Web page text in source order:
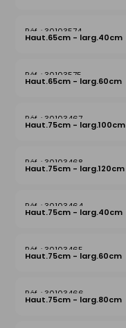
30103574
Haut.65cm - larg.40cm
30103575
Haut.65cm - larg.60cm
30103467
Haut.75cm - larg.100cm
30103468
Haut.75cm - larg.120cm
30103464
Haut.75cm - larg.40cm
30103465
Haut.75cm - larg.60cm
30103466
Haut.75cm - larg.80cm